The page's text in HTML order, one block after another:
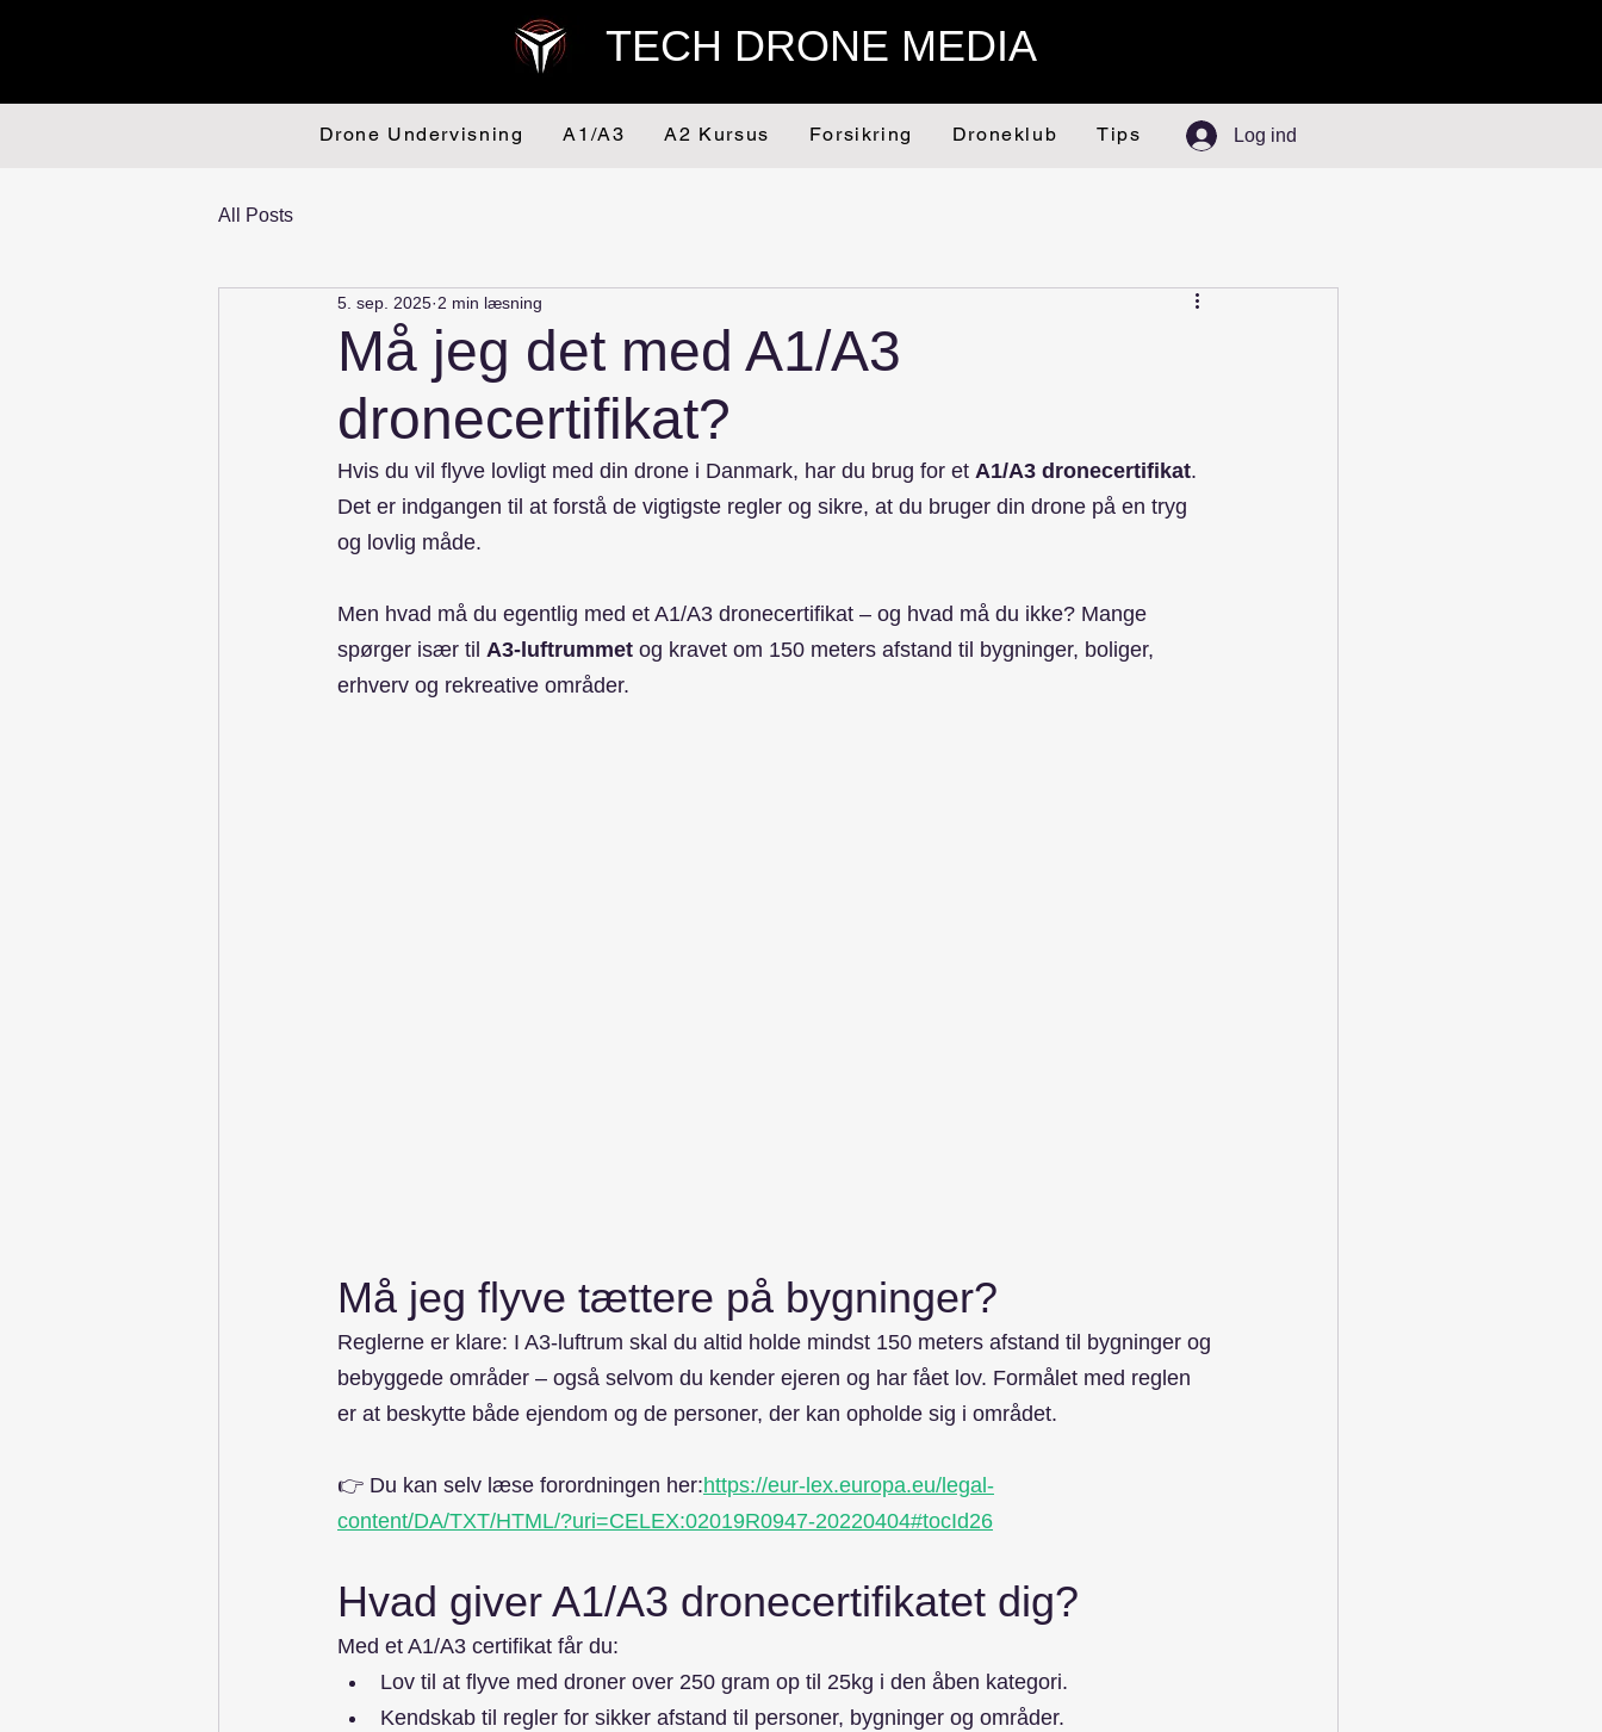
TECH DRONE MEDIA
Drone Undervisning A1/A3 A2 Kursus Forsikring Droneklub Tips Log ind
All Posts
Må jeg det med A1/A3
dronecertifikat?
5. sep. 2025 2 min læsning
Hvis du vil flyve lovligt med din drone i Danmark, har du brug for et A1/A3 dronecertifikat.
Det er indgangen til at forstå de vigtigste regler og sikre, at du bruger din drone på en tryg
og lovlig måde.
Men hvad må du egentlig med et A1/A3 dronecertifikat – og hvad må du ikke? Mange
spørger især til A3-luftrummet og kravet om 150 meters afstand til bygninger, boliger,
erhverv og rekreative områder.
Må jeg flyve tættere på bygninger?
Reglerne er klare: I A3-luftrum skal du altid holde mindst 150 meters afstand til bygninger og
bebyggede områder – også selvom du kender ejeren og har fået lov. Formålet med reglen
er at beskytte både ejendom og de personer, der kan opholde sig i området.
👉 Du kan selv læse forordningen her:https://eur-lex.europa.eu/legal-
content/DA/TXT/HTML/?uri=CELEX:02019R0947-20220404#tocId26
Hvad giver A1/A3 dronecertifikatet dig?
Med et A1/A3 certifikat får du:
Lov til at flyve med droner over 250 gram op til 25kg i den åben kategori.
Kendskab til regler for sikker afstand til personer, bygninger og områder.